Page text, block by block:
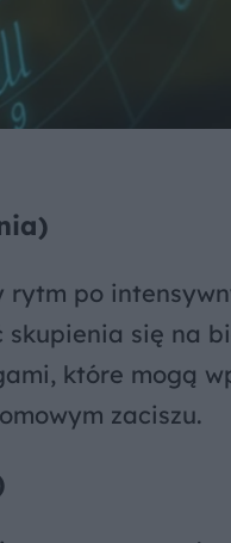
po
się na
które mogą
zaciszu.